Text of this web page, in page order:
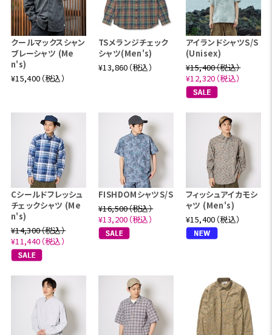
クールマックスシャン
ブレーシャツ (Me
n's)
¥15,400（税込）
TSメランジチェック
シャツ(Men's)
¥13,860（税込）
アイランドシャツS/S
(Unisex)
¥15,400（税込）
¥12,320（税込）
Cシールドフレッシュ
チェックシャツ (Me
n's)
¥14,300（税込）
¥11,440（税込）
FISHDOMシャツS/S
¥16,500（税込）
¥13,200（税込）
フィッシュアイカモシ
ャツ (Men's)
¥15,400（税込）